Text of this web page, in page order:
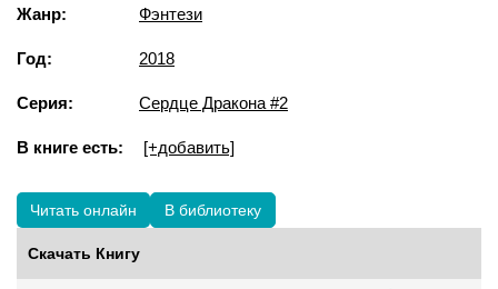
Жанр: Фэнтези
Год: 2018
Серия: Сердце Дракона #2
В книге есть: [+добавить]
Читать онлайн В библиотеку
Скачать Книгу